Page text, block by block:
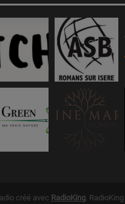
créé avec RadioKing .